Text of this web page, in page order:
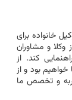
خانواده برای
و مشاوران
کند. از
خواهیم بود و از
و تخصص ما